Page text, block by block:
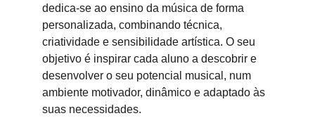
dedica-se ao ensino da música de forma
personalizada, combinando técnica,
criatividade e sensibilidade artística. O seu
objetivo é inspirar cada aluno a descobrir e
desenvolver o seu potencial musical, num
ambiente motivador, dinâmico e adaptado às
suas necessidades.